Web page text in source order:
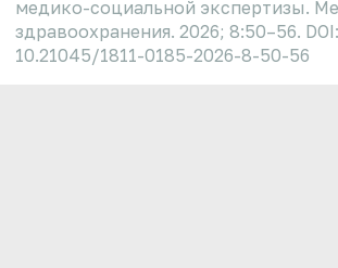
медико-социальной экспертизы.
здравоохранения. 2026; 8:50–56. DOI:
10.21045/1811-0185-2026-8-50-56